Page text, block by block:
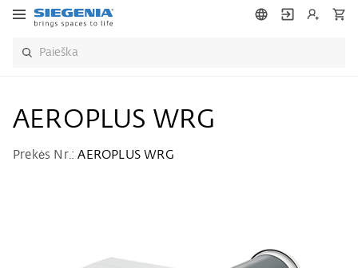
AEROPLUS WRG
Prekės Nr.:AEROPLUS WRG